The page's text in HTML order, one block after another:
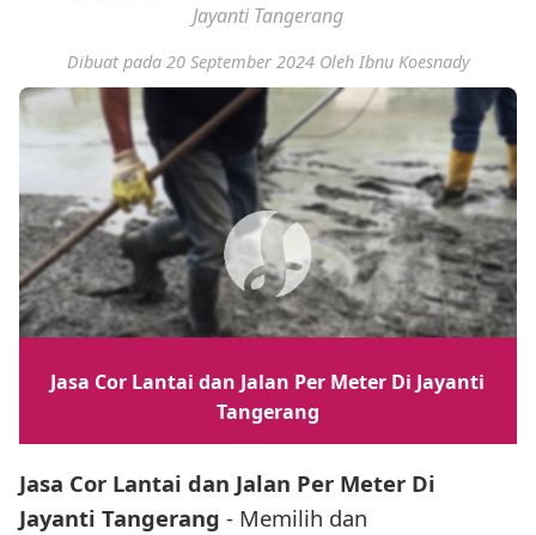
Jayanti Tangerang
Dibuat pada 20 September 2024 Oleh Ibnu Koesnady
Jasa Cor Lantai dan Jalan Per Meter Di Jayanti
Tangerang
Jasa Cor Lantai dan Jalan Per Meter Di
Jayanti Tangerang - Memilih dan